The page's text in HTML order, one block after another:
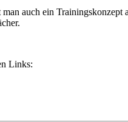
auch ein
Links: